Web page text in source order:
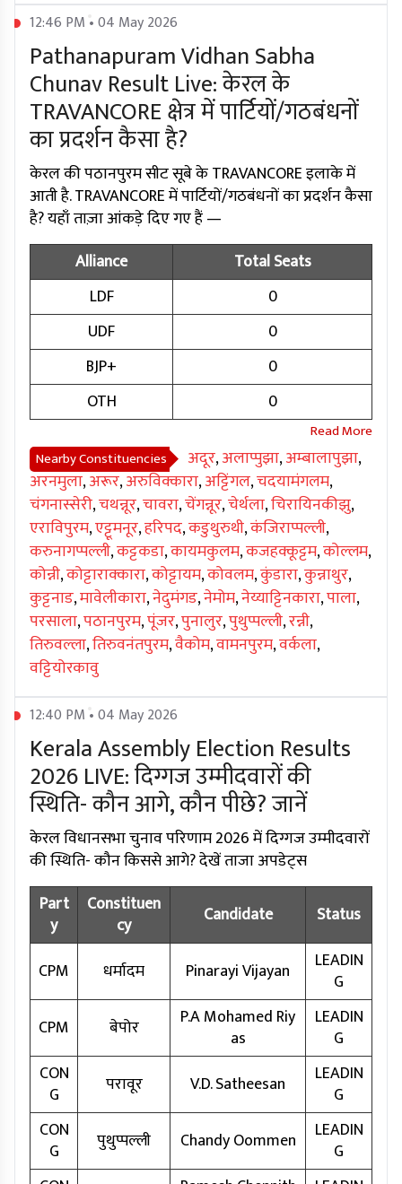
12:46 PM • 04 May 2026
Pathanapuram Vidhan Sabha
Chunav Result Live: केरल के
TRAVANCORE क्षेत्र में पार्टियों/गठबंधनों
का प्रदर्शन कैसा है?
केरल की पठानपुरम सीट सूबे के TRAVANCORE इलाके में
आती है. TRAVANCORE में पार्टियों/गठबंधनों का प्रदर्शन कैसा
है? यहाँ ताज़ा आंकड़े दिए गए हैं —
Alliance
Total Seats
LDF
0
UDF
0
BJP+
0
OTH
0
Nearby Constituencies अदूर,अलाप्पुझा,अम्बालापुझा,
अरनमुला,अरूर,अरुविक्कारा,अट्टिंगल,चदयामंगलम,
चंगनास्सेरी,चथन्नूर,चावरा,चेंगन्नूर,चेर्थला,चिरायिनकीझु,
एराविपुरम,एट्टूमनूर,हरिपद,कडुथुरुथी,कंजिराप्पल्ली,
करुनागप्पल्ली,कट्टकडा,कायमकुलम,कजहक्कूट्टम,कोल्लम,
कोन्नी,कोट्टाराक्कारा,कोट्टायम,कोवलम,कुंडारा,कुन्नाथुर,
कुट्टनाड,मावेलीकारा,नेदुमंगड,नेमोम,नेय्याट्टिनकारा,पाला,
परसाला,पठानपुरम,पूंजर,पुनालुर,पुथुप्पल्ली,रन्नी,
तिरुवल्ला,तिरुवनंतपुरम,वैकोम,वामनपुरम,वर्कला,
वट्टियोरकावु
12:40 PM • 04 May 2026
Kerala Assembly Election Results
2026 LIVE: दिग्गज उम्मीदवारों की
स्थिति- कौन आगे, कौन पीछे? जानें
केरल विधानसभा चुनाव परिणाम 2026 में दिग्गज उम्मीदवारों
की स्थिति- कौन किससे आगे? देखें ताजा अपडेट्स
Part
y
Constituen
cy
Candidate Status
CPM धर्मादम Pinarayi Vijayan
LEADIN
G
CPM
बेपोर
P.A Mohamed Riy
as
LEADIN
G
CON
G
परावूर V.D. Satheesan
LEADIN
G
CON
G
पुथुप्पल्ली Chandy Oommen
LEADIN
G